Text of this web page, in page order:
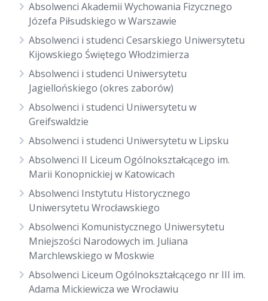
Absolwenci Akademii Wychowania Fizycznego
Józefa Piłsudskiego w Warszawie
Absolwenci i studenci Cesarskiego Uniwersytetu
Kijowskiego Świętego Włodzimierza
Absolwenci i studenci Uniwersytetu
Jagiellońskiego (okres zaborów)
Absolwenci i studenci Uniwersytetu w
Greifswaldzie
Absolwenci i studenci Uniwersytetu w Lipsku
Absolwenci II Liceum Ogólnokształcącego im.
Marii Konopnickiej w Katowicach
Absolwenci Instytutu Historycznego
Uniwersytetu Wrocławskiego
Absolwenci Komunistycznego Uniwersytetu
Mniejszości Narodowych im. Juliana
Marchlewskiego w Moskwie
Absolwenci Liceum Ogólnokształcącego nr III im.
Adama Mickiewicza we Wrocławiu